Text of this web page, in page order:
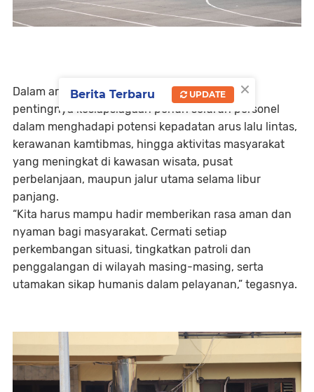
Dalam arahannya, Kompol Dwi menekankan
pentingnya kesiapsiagaan penuh seluruh personel
dalam menghadapi potensi kepadatan arus lalu lintas,
kerawanan kamtibmas, hingga aktivitas masyarakat
yang meningkat di kawasan wisata, pusat
perbelanjaan, maupun jalur utama selama libur
panjang.
“Kita harus mampu hadir memberikan rasa aman dan
nyaman bagi masyarakat. Cermati setiap
perkembangan situasi, tingkatkan patroli dan
penggalangan di wilayah masing-masing, serta
utamakan sikap humanis dalam pelayanan,” tegasnya.
×
Berita Terbaru UPDATE